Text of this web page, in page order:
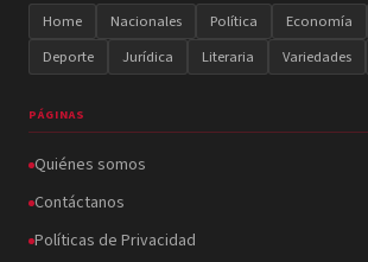
Home Nacionales Política Economía
Deporte
Jurídica Literaria Variedades
PÁGINAS
Quiénes somos
Contáctanos
Políticas de Privacidad